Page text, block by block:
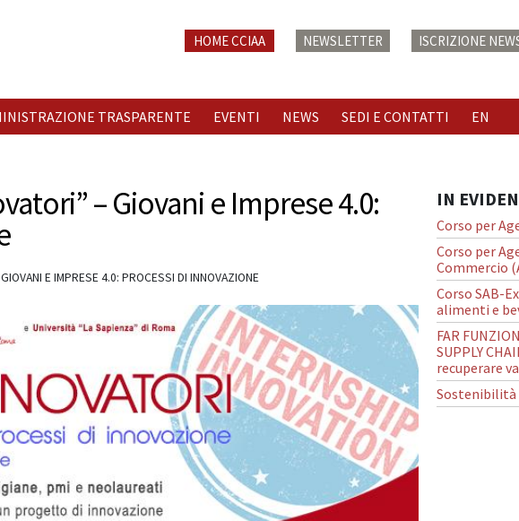
HOME CCIAA NEWSLETTER ISCRIZIONE
TRASPARENTE EVENTI NEWS SEDI E CONTATTI EN
– Giovani e Imprese 4.0:
E IMPRESE 4.0: PROCESSI DI INNOVAZIONE
IN
Corso per
Corso per
Commercio
Corso SAB-
alimenti e
FAR
SUPPLY
recuperare
Sostenibilità